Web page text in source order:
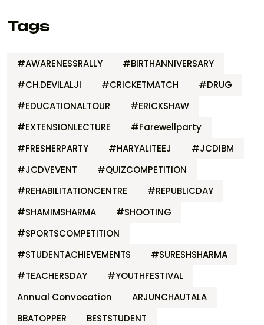
Tags
#AWARENESSRALLY
#BIRTHANNIVERSARY
#CH.DEVILALJI
#CRICKETMATCH
#DRUG
#EDUCATIONALTOUR
#ERICKSHAW
#EXTENSIONLECTURE
#Farewellparty
#FRESHERPARTY
#HARYALITEEJ
#JCDIBM
#JCDVEVENT
#QUIZCOMPETITION
#REHABILITATIONCENTRE
#REPUBLICDAY
#SHAMIMSHARMA
#SHOOTING
#SPORTSCOMPETITION
#STUDENTACHIEVEMENTS
#SURESHSHARMA
#TEACHERSDAY
#YOUTHFESTIVAL
Annual Convocation
ARJUNCHAUTALA
BBATOPPER
BESTSTUDENT